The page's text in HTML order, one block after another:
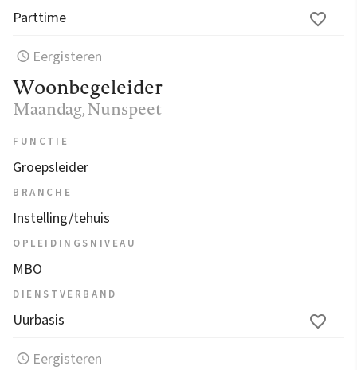
Parttime
Eergisteren
Woonbegeleider
Maandag, Nunspeet
FUNCTIE
Groepsleider
BRANCHE
Instelling/tehuis
OPLEIDINGSNIVEAU
MBO
DIENSTVERBAND
Uurbasis
Eergisteren